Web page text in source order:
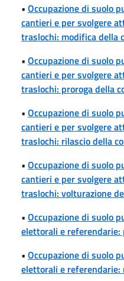
• Occupazione di suolo
cantieri e per svolgere
traslochi: modifica della
• Occupazione di suolo
cantieri e per svolgere
traslochi: proroga della
• Occupazione di suolo
cantieri e per svolgere
traslochi: rilascio della
• Occupazione di suolo
cantieri e per svolgere
traslochi: volturazione
• Occupazione di suolo
elettorali e referendarie:
• Occupazione di suolo
elettorali e referendarie: